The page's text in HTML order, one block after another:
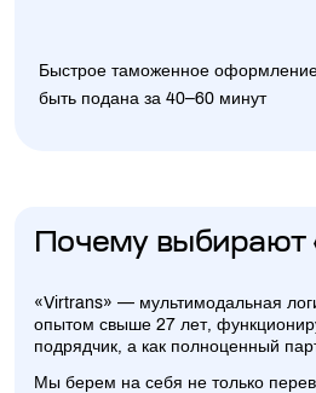
Быстрое таможенное
быть подана за 40–60 минут
Почему выбирают
«Virtrans» — мультимодальная
опытом свыше 27 лет,
подрядчик, а как полноценный
Мы берем на себя не только